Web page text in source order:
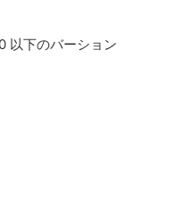
以下のバーション